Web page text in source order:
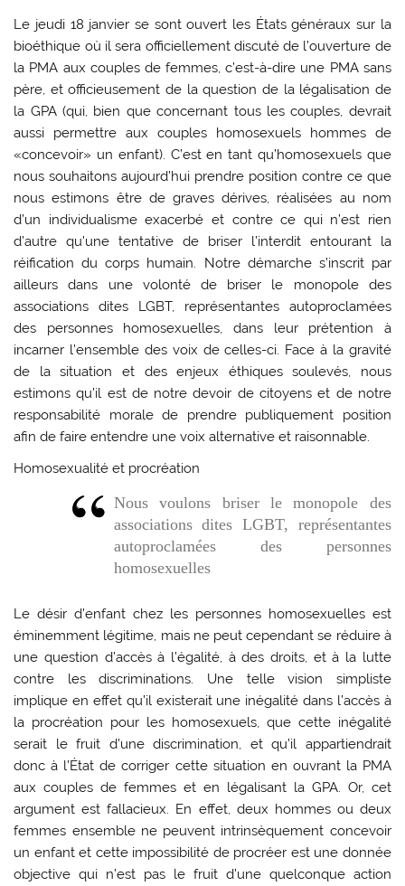
Le jeudi 18 janvier se sont ouvert les États généraux sur la
bioéthique où il sera officiellement discuté de l’ouverture de
la PMA aux couples de femmes, c’est-à-dire une PMA sans
père, et officieusement de la question de la légalisation de
la GPA (qui, bien que concernant tous les couples, devrait
aussi permettre aux couples homosexuels hommes de
«concevoir» un enfant). C’est en tant qu’homosexuels que
nous souhaitons aujourd’hui prendre position contre ce que
nous estimons être de graves dérives, réalisées au nom
d’un individualisme exacerbé et contre ce qui n’est rien
d’autre qu’une tentative de briser l’interdit entourant la
réification du corps humain. Notre démarche s’inscrit par
ailleurs dans une volonté de briser le monopole des
associations dites LGBT, représentantes autoproclamées
des personnes homosexuelles, dans leur prétention à
incarner l’ensemble des voix de celles-ci. Face à la gravité
de la situation et des enjeux éthiques soulevés, nous
estimons qu’il est de notre devoir de citoyens et de notre
responsabilité morale de prendre publiquement position
afin de faire entendre une voix alternative et raisonnable.
Homosexualité et procréation
Nous voulons briser le monopole des
associations dites LGBT, représentantes
autoproclamées des personnes
homosexuelles
Le désir d’enfant chez les personnes homosexuelles est
éminemment légitime, mais ne peut cependant se réduire à
une question d’accès à l’égalité, à des droits, et à la lutte
contre les discriminations. Une telle vision simpliste
implique en effet qu’il existerait une inégalité dans l’accès à
la procréation pour les homosexuels, que cette inégalité
serait le fruit d’une discrimination, et qu’il appartiendrait
donc à l’État de corriger cette situation en ouvrant la PMA
aux couples de femmes et en légalisant la GPA. Or, cet
argument est fallacieux. En effet, deux hommes ou deux
femmes ensemble ne peuvent intrinsèquement concevoir
un enfant et cette impossibilité de procréer est une donnée
objective qui n’est pas le fruit d’une quelconque action